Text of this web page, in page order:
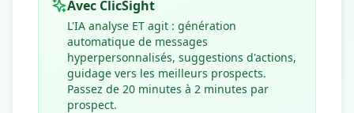
Avec ClicSight
L'IA analyse ET agit : génération
automatique de messages
hyperpersonnalisés, suggestions d'actions,
guidage vers les meilleurs prospects.
Passez de 20 minutes à 2 minutes par
prospect.